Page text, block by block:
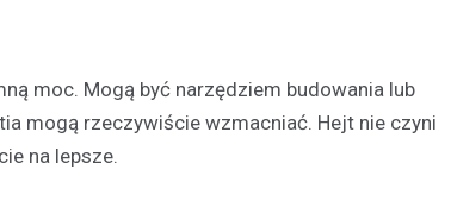
moc. Mogą być narzędziem budowania lub
mogą rzeczywiście wzmacniać. Hejt nie czyni
na lepsze.